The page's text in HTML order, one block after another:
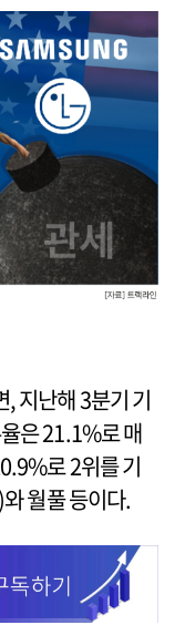
지난해 3분기 기
은 21.1%로 매
로 2위를 기
월풀 등이다.